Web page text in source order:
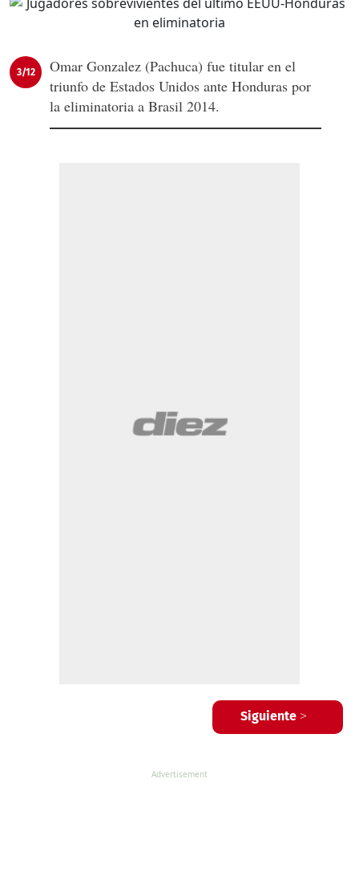
3/12
Omar Gonzalez (Pachuca) fue titular en el
triunfo de Estados Unidos ante Honduras por
la eliminatoria a Brasil 2014.
Siguiente >